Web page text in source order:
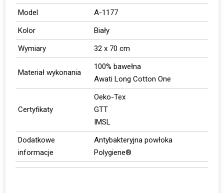
Model
A-1177
Kolor
Biały
Wymiary
32 x 70 cm
Materiał wykonania
100% bawełna
Awati Long Cotton One
Certyfikaty
Oeko-Tex
GTT
IMSL
Dodatkowe
informacje
Antybakteryjna powłoka
Polygiene®